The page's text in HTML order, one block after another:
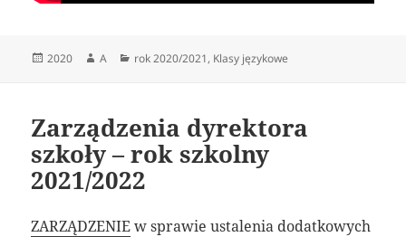
Data
2020 Autor
A Kategorie
rok 2020/2021, Klasy językowe
Zarządzenia dyrektora
szkoły – rok szkolny
2021/2022
ZARZĄDZENIEw sprawie ustalenia dodatkowych